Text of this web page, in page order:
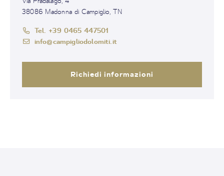
38086 Madonna di Campiglio, TN
Tel. +39 0465 447501
info@campigliodolomiti.it
Richiedi informazioni